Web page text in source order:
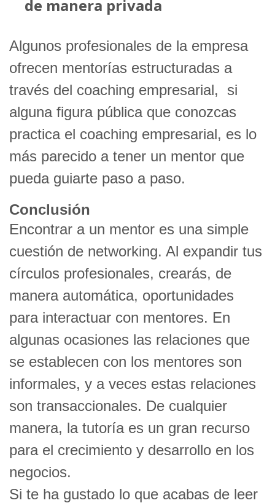
de manera privada
Algunos profesionales de la empresa
ofrecen mentorías estructuradas a
través del coaching empresarial, si
alguna figura pública que conozcas
practica el coaching empresarial, es lo
más parecido a tener un mentor que
pueda guiarte paso a paso.
Conclusión
Encontrar a un mentor es una simple
cuestión de networking. Al expandir tus
círculos profesionales, crearás, de
manera automática, oportunidades
para interactuar con mentores. En
algunas ocasiones las relaciones que
se establecen con los mentores son
informales, y a veces estas relaciones
son transaccionales. De cualquier
manera, la tutoría es un gran recurso
para el crecimiento y desarrollo en los
negocios.
Si te ha gustado lo que acabas de leer